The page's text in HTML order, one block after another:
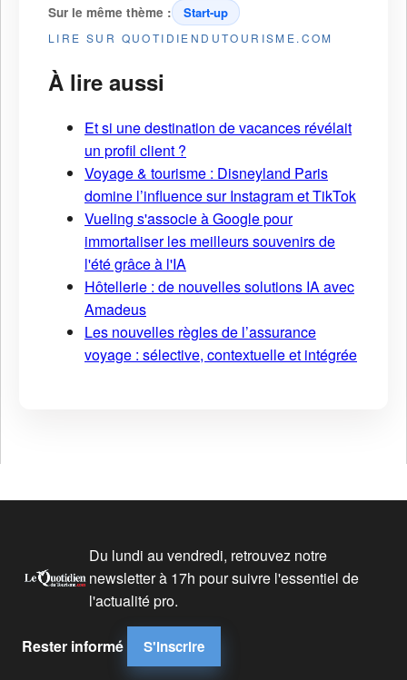
Sur le même thème : Start-up
LIRE SUR QUOTIDIENDUTOURISME.COM
À lire aussi
Et si une destination de vacances révélait
un profil client ?
Voyage & tourisme : Disneyland Paris
domine l’influence sur Instagram et TikTok
Vueling s'associe à Google pour
immortaliser les meilleurs souvenirs de
l'été grâce à l'IA
Hôtellerie : de nouvelles solutions IA avec
Amadeus
Les nouvelles règles de l’assurance
voyage : sélective, contextuelle et intégrée
Du lundi au vendredi, retrouvez notre
newsletter à 17h pour suivre l'essentiel de
l'actualité pro.
Rester informé S'inscrire